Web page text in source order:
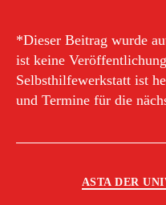
*Dieser Beitrag wurde
ist keine
Selbsthilfewerkstatt ist
und Termine für die
ASTA DER